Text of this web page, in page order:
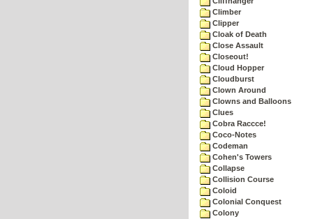
Climber
Clipper
Cloak of Death
Close Assault
Closeout!
Cloud Hopper
Cloudburst
Clown Around
Clowns and Balloons
Clues
Cobra Raccce!
Coco-Notes
Codeman
Cohen's Towers
Collapse
Collision Course
Coloid
Colonial Conquest
Colony